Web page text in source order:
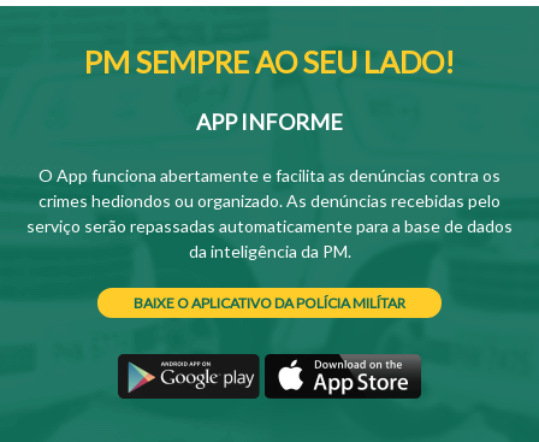
PM SEMPRE AO SEU LADO!
APP INFORME
O App funciona abertamente e facilita as denúncias contra os
crimes hediondos ou organizado. As denúncias recebidas pelo
serviço serão repassadas automaticamente para a base de dados
da inteligência da PM.
BAIXE O APLICATIVO DA POLÍCIA MILÍTAR